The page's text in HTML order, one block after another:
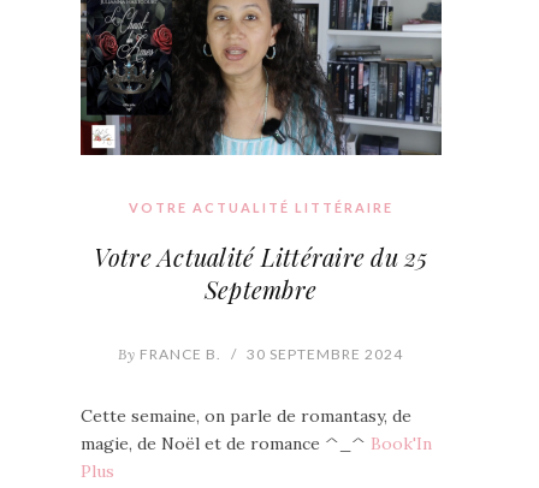
VOTRE ACTUALITÉ LITTÉRAIRE
Votre Actualité Littéraire du 25
Septembre
By FRANCE B. / 30 SEPTEMBRE 2024
Cette semaine, on parle de romantasy, de
magie, de Noël et de romance ^_^ Book'In
Plus